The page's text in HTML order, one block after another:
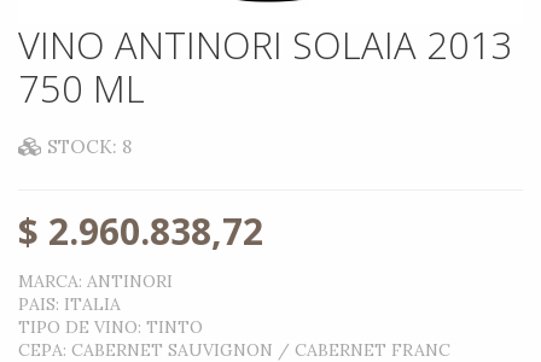
VINO ANTINORI SOLAIA 2013
750 ML
STOCK: 8
$ 2.960.838,72
MARCA: ANTINORI
PAIS: ITALIA
TIPO DE VINO: TINTO
CEPA: CABERNET SAUVIGNON / CABERNET FRANC